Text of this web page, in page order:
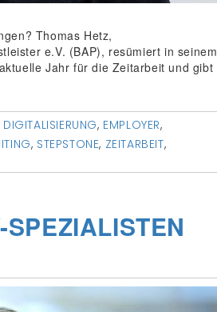
Thomas Hetz,
e.V. (BAP), resümiert in seinem
Jahr für die Zeitarbeit und gibt
DIGITALISIERUNG, EMPLOYER,
, STEPSTONE, ZEITARBEIT,